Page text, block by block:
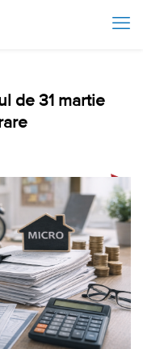
de 31 martie